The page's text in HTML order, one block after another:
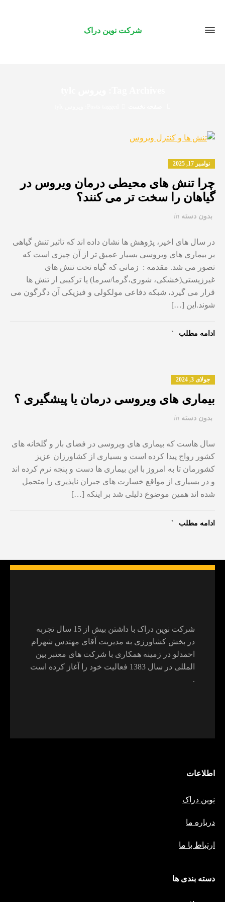
شرکت نوین دراک
نوامبر 17, 2025
چرا تنش های محیطی درمان ویروس در
گیاهان را سخت تر می کنند؟
بدون دسته
در سال های اخیر، پژوهش ها نشان داده اند که تاثیر تنش گیاهی
بر بیماری های ویروسی بسیار عمیق تر از آن چیزی است که
تصور می شد. مقدمه : زمانی که گیاه تحت تنش های
غیرزیستی(خشکی، شوری،گرما/سرما) یا ترکیبی از تنش ها
قرار می گیرد، شبکه دفاعی مولکولی و فیزیکی آن دگرگون می
شوند.این […]
ادامه مطلب
جولای 3, 2024
بیماری های ویروسی درمان یا پیشگیری ؟
بدون دسته
سال هاست که بیماری های ویروسی در فضای باز و گلخانه های
کشور رواج پیدا کرده است و بسیاری از کشاورزان عزیز
کشورمان تا به امروز با این بیماری ها دست و پنجه نرم کرده اند
و در بسیاری از مواقع خسارت های جبران ناپذیری را متحمل
شده اند همین موضوع دلیلی شد بر اینکه […]
ادامه مطلب
شرکت نوین دراک با داشتن بیش از 15 سال تجربه
در بخش کشاورزی به مدیریت آقای مهندس شهرام
احمدلو در زمینه همکاری با شرکت های معتبر بین
المللی در سال 1383 فعالیت خود را آغاز کرده است
.
اطلاعات
نوین دراک
درباره ما
ارتباط با ما
دسته بندی ها